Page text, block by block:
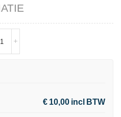
€ 10,00 incl BTW